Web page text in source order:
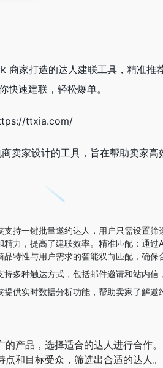
商家打造的达人建联工具，精准推
快速建联，轻松爆单。
ttxia.com/
卖家设计的工具，旨在帮助卖家
支持一键批量邀约达人，用户只需设置
精力，提高了建联效率。精准匹配：通
特性与用户需求的智能双向匹配，确保
持多种触达方式，包括邮件邀请和站内信
提供实时数据分析功能，帮助卖家了解邀
产品，选择适合的达人进行合作。
和目标受众，筛选出合适的达人。